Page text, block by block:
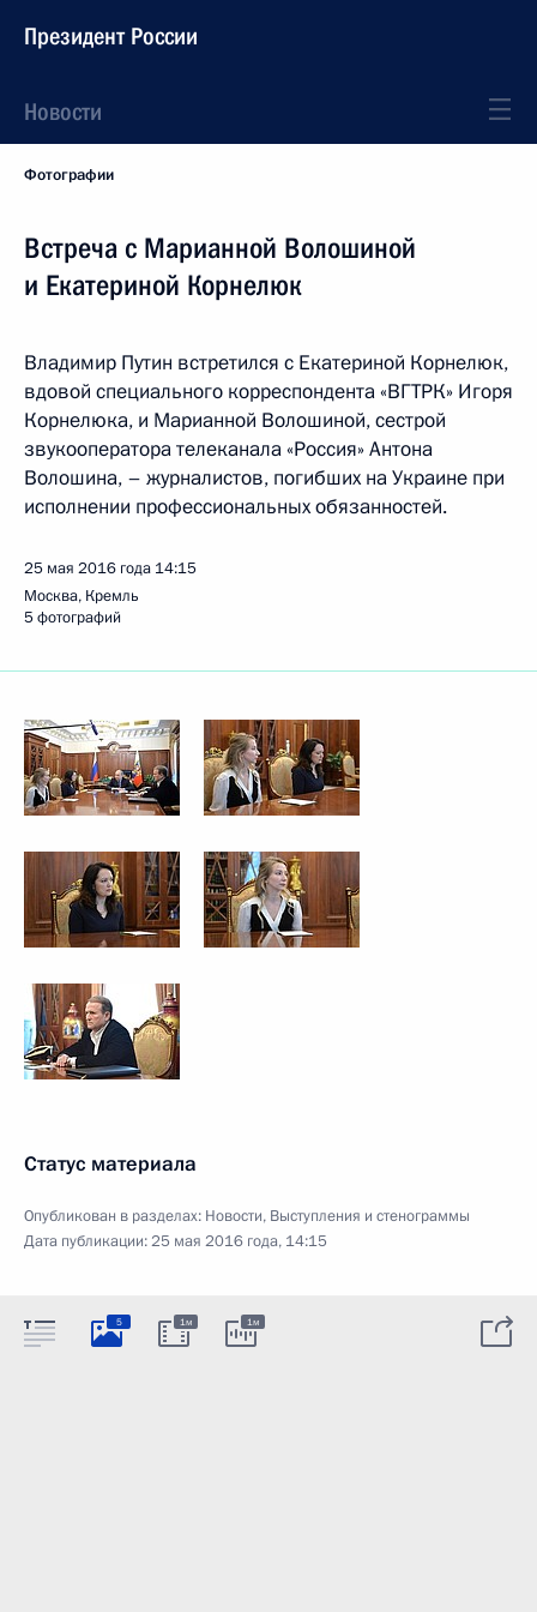
Президент России
Новости
Фотографии
Встреча с Марианной Волошиной
и Екатериной Корнелюк
Владимир Путин встретился с Екатериной Корнелюк,
вдовой специального корреспондента «ВГТРК» Игоря
Корнелюка, и Марианной Волошиной, сестрой
звукооператора телеканала «Россия» Антона
Волошина, – журналистов, погибших на Украине при
исполнении профессиональных обязанностей.
25 мая 2016 года 14:15
Москва, Кремль
5 фотографий
Статус материала
Опубликован в разделах: Новости, Выступления и стенограммы
Дата публикации:25 мая 2016 года, 14:15
5 1м 1м